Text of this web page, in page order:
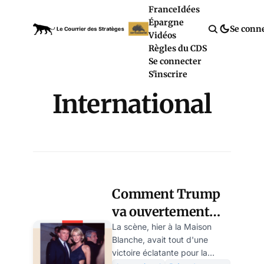
FranceIdées
Épargne
Vidéos
Règles du CDS
Se connecter
S'inscrire
Se
International
Comment Trump
va ouvertement
caviarder le dossier
Epstein? par Elise
La scène, hier à la Maison
Blanche, avait tout d'une
victoire éclatante pour la